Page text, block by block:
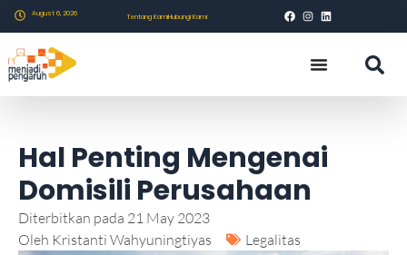
August 6, 2026 Tentang KamiHubungi Kami
Hal Penting Mengenai
Domisili Perusahaan
Diterbitkan pada 21 May 2023
Oleh Kristanti Wahyuningtiyas Legalitas